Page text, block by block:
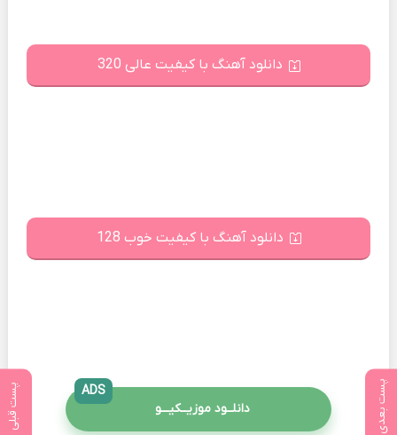
پست بعدی پست قبلی
دانلود آهنگ با کیفیت عالی 320
دانلود آهنگ با کیفیت خوب 128
دانلــود موزیــکیـــو
ADS